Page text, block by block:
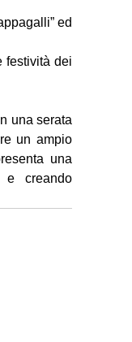
ed
festività dei
una serata
un ampio
una
e creando